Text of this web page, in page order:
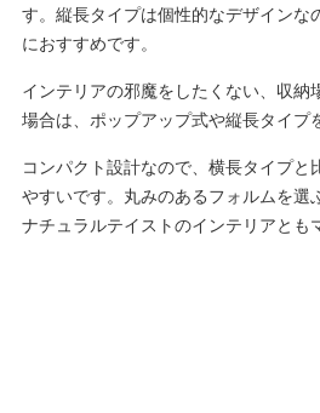
す。縦長タイプは個性的なデザインな
におすすめです。
インテリアの邪魔をしたくない、収納
場合は、ポップアップ式や縦長タイプ
コンパクト設計なので、横長タイプと
やすいです。丸みのあるフォルムを選
ナチュラルテイストのインテリアとも